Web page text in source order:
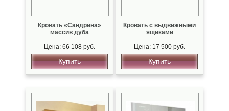
Кровать «Сандрина»
массив дуба
Цена: 66 108 руб.
Купить
Кровать с выдвижными
ящиками
Цена: 17 500 руб.
Купить